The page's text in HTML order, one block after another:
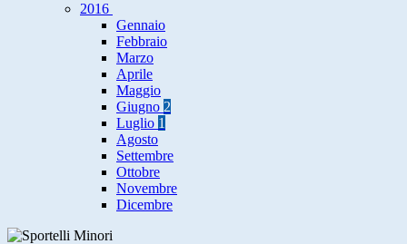
2016
Gennaio
Febbraio
Marzo
Aprile
Maggio
Giugno 2
Luglio 1
Agosto
Settembre
Ottobre
Novembre
Dicembre